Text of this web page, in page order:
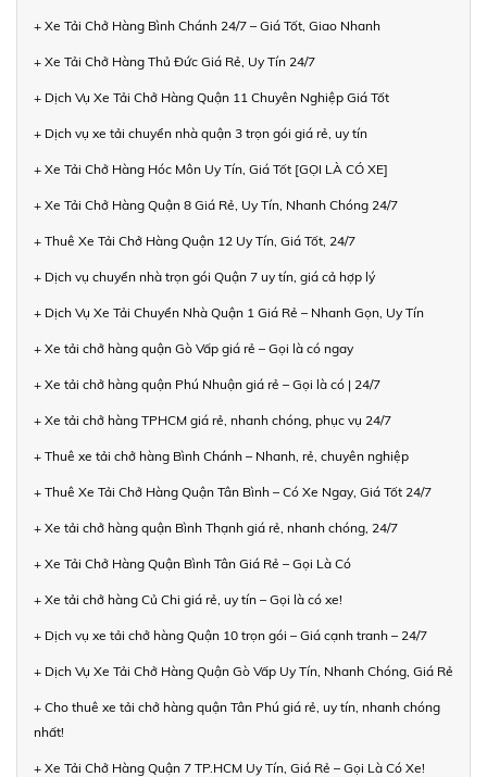
+ Xe Tải Chở Hàng Bình Chánh 24/7 – Giá Tốt, Giao Nhanh
+ Xe Tải Chở Hàng Thủ Đức Giá Rẻ, Uy Tín 24/7
+ Dịch Vụ Xe Tải Chở Hàng Quận 11 Chuyên Nghiệp Giá Tốt
+ Dịch vụ xe tải chuyển nhà quận 3 trọn gói giá rẻ, uy tín
+ Xe Tải Chở Hàng Hóc Môn Uy Tín, Giá Tốt [GỌI LÀ CÓ XE]
+ Xe Tải Chở Hàng Quận 8 Giá Rẻ, Uy Tín, Nhanh Chóng 24/7
+ Thuê Xe Tải Chở Hàng Quận 12 Uy Tín, Giá Tốt, 24/7
+ Dịch vụ chuyển nhà trọn gói Quận 7 uy tín, giá cả hợp lý
+ Dịch Vụ Xe Tải Chuyển Nhà Quận 1 Giá Rẻ – Nhanh Gọn, Uy Tín
+ Xe tải chở hàng quận Gò Vấp giá rẻ – Gọi là có ngay
+ Xe tải chở hàng quận Phú Nhuận giá rẻ – Gọi là có | 24/7
+ Xe tải chở hàng TPHCM giá rẻ, nhanh chóng, phục vụ 24/7
+ Thuê xe tải chở hàng Bình Chánh – Nhanh, rẻ, chuyên nghiệp
+ Thuê Xe Tải Chở Hàng Quận Tân Bình – Có Xe Ngay, Giá Tốt 24/7
+ Xe tải chở hàng quận Bình Thạnh giá rẻ, nhanh chóng, 24/7
+ Xe Tải Chở Hàng Quận Bình Tân Giá Rẻ – Gọi Là Có
+ Xe tải chở hàng Củ Chi giá rẻ, uy tín – Gọi là có xe!
+ Dịch vụ xe tải chở hàng Quận 10 trọn gói – Giá cạnh tranh – 24/7
+ Dịch Vụ Xe Tải Chở Hàng Quận Gò Vấp Uy Tín, Nhanh Chóng, Giá Rẻ
+ Cho thuê xe tải chở hàng quận Tân Phú giá rẻ, uy tín, nhanh chóng
nhất!
+ Xe Tải Chở Hàng Quận 7 TP.HCM Uy Tín, Giá Rẻ – Gọi Là Có Xe!